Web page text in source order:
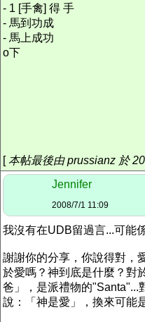
- 1 [手禽] 得 手
- 馬到功成
- 馬上成功
o下
[本帖最後由 prussianz 於
Jennifer
2008/7/1 11:09
我沒有在UDB留過言...可能
謝謝你的分享，你說得對，
於愛嗎？神到底是什麼？對
爸」，是派禮物的"Santa"...
說：「神是愛」，換來可能